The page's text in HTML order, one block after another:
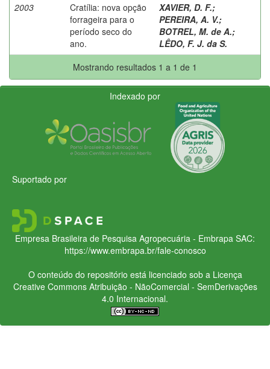
2003
Cratília: nova opção
forrageira para o
período seco do
ano.
XAVIER, D. F.;
PEREIRA, A. V.;
BOTREL, M. de A.;
LÊDO, F. J. da S.
Mostrando resultados 1 a 1 de 1
Indexado por
Suportado por
Empresa Brasileira de Pesquisa Agropecuária - Embrapa SAC:
https://www.embrapa.br/fale-conosco
O conteúdo do repositório está licenciado sob a Licença
Creative CommonsAtribuição - NãoComercial - SemDerivações
4.0 Internacional.